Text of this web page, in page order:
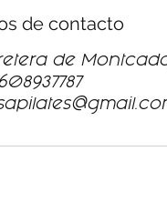
de contacto
de